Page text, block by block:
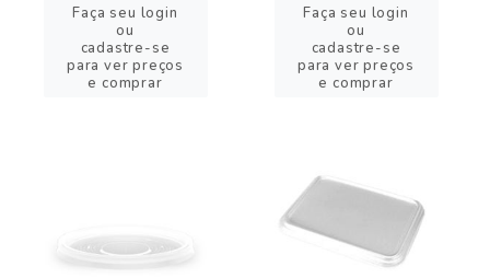
Faça seu login
ou
cadastre-se
para ver preços
e comprar
Faça seu login
ou
cadastre-se
para ver preços
e comprar